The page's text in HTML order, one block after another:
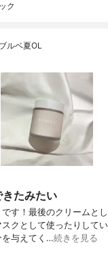
ク
ルベ夏OL
たみたい
す！最後のクリームと
クとして使ったりして
を与えてく…続きを見る